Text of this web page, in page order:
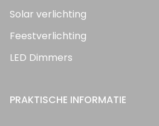
Solar verlichting
Feestverlichting
LED Dimmers
PRAKTISCHE INFORMATIE